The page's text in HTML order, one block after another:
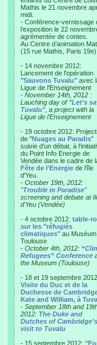
Mathis le 21 novembre
midi.
- Conférence-vernissage
l’exposition le 22
agrémentée de contes.
Au Centre d’animation
(15 rue Mathis, Paris 19e)
- 14 novembre 2012:
Lancement de l'opération
"Sauvons Tuvalu" avec
Ligue de l'Enseignement
- November 14th, 2012 :
Lauching day of "Let's
Tuvalu", a project with la
Ligue de l'Enseignement
- 19 octobre 2012:
de "Nuages au Paradis"
suivie d'un débat, à
du Point Info Energie de
Vendée dans le cadre de
Fête de l'Energie de l'île
d'Yeu.
- October 19th, 2012:
"Trouble in Paradise"
screening and debate at
d'Yeu (Vendée)
- 4 octobre 2012: table-
sur les "réfugiés
climatiques" au
Toulouse
- October 4th, 2012:
Refugees” Conference
the Museum (Toulouse)
- 18 et 19 septembre
Visite du Duc et de la
Duchesse de
Kate and William, à
- September 18th and
2012: The Duke and
Dutches of Cambridge's
visit to Tuvalu
- 15 septembre 2012: